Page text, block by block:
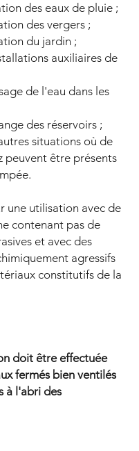
des eaux de pluie ;
des vergers ;
du jardin ;
auxiliaires de
de l'eau dans les
des réservoirs ;
situations où de
peuvent être présents
une utilisation avec de
contenant pas de
et avec des
agressifs
constitutifs de la
doit être effectuée
fermés bien ventilés
à l'abri des